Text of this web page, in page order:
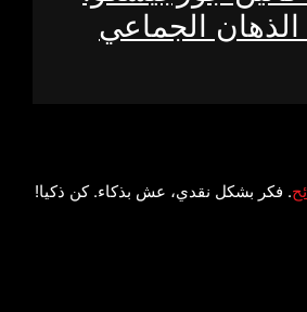
الجماعي
. فكر بشكل نقدي، عش بذكاء. كن ذكيا!